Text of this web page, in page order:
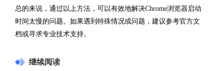
总的来说，通过以上方法，可以有效地解决Chrome浏览器启动
时间太慢的问题。如果遇到特殊情况或问题，建议参考官方文
档或寻求专业技术支持。
继续阅读